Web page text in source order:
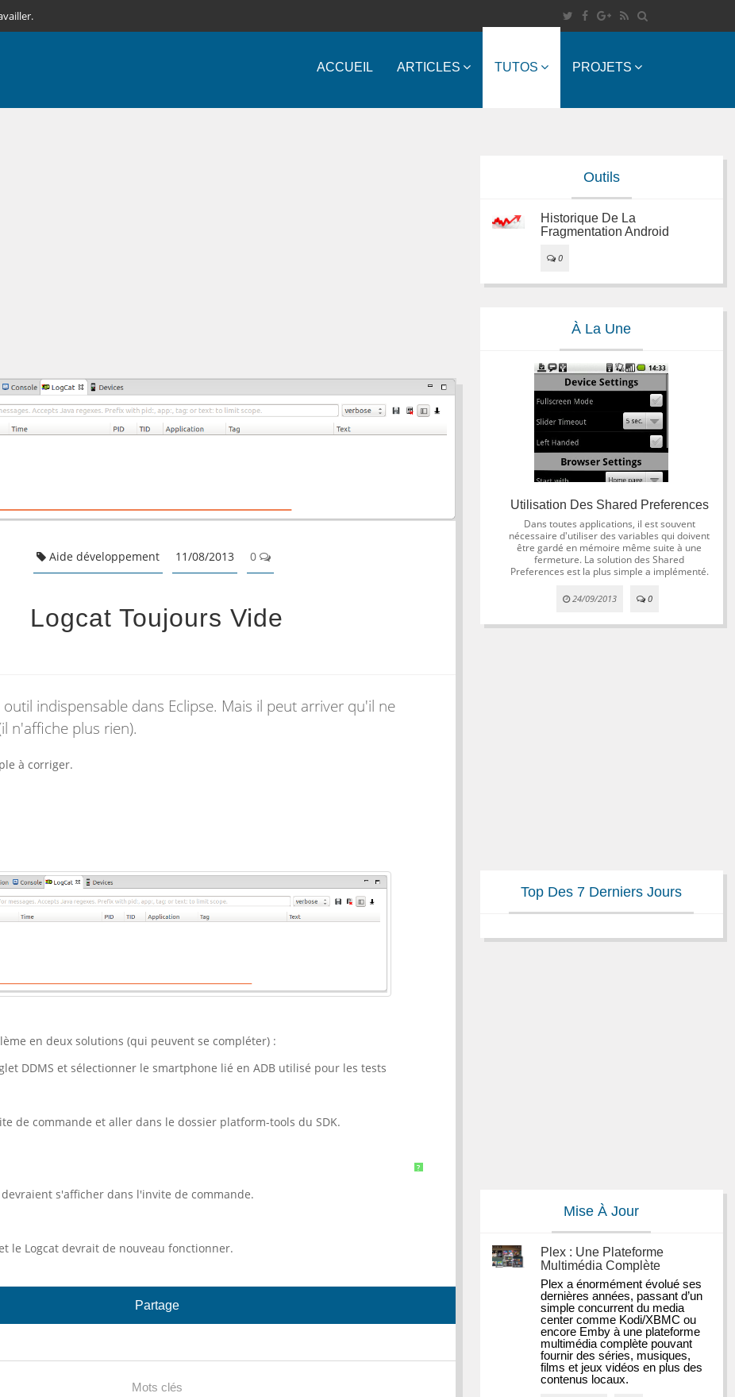
ACCUEIL ARTICLES TUTOS PROJETS
Aide développement 11/08/2013 0
Logcat Toujours Vide
indispensable dans Eclipse. Mais il peut arriver qu'il ne
n'affiche plus rien).
à corriger.
en deux solutions (qui peuvent se compléter) :
DDMS et sélectionner le smartphone lié en ADB utilisé pour les tests
de commande et aller dans le dossier platform-tools du SDK.
?
devraient s'afficher dans l'invite de commande.
le Logcat devrait de nouveau fonctionner.
Partage
Mots clés
Outils
Historique De La
Fragmentation Android
0
À La Une
Utilisation Des Shared Preferences
Dans toutes applications, il est souvent
nécessaire d'utiliser des variables qui doivent
être gardé en mémoire même suite à une
fermeture. La solution des Shared
Preferences est la plus simple a implémenté.
24/09/2013 0
Top Des 7 Derniers Jours
Mise À Jour
Plex : Une Plateforme
Multimédia Complète
Plex a énormément évolué ses
dernières années, passant d’un
simple concurrent du media
center comme Kodi/XBMC ou
encore Emby à une plateforme
multimédia complète pouvant
fournir des séries, musiques,
films et jeux vidéos en plus des
contenus locaux.